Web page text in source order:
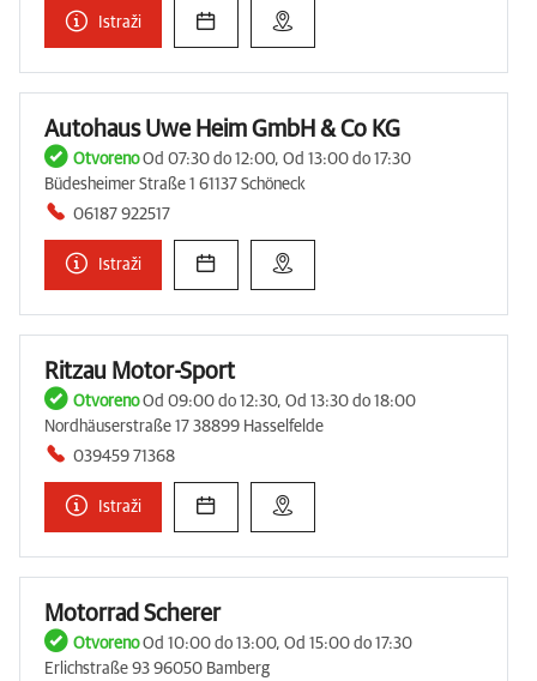
Istraži
Autohaus Uwe Heim GmbH & Co KG
OtvorenoOd 07:30 do 12:00, Od 13:00 do 17:30
Büdesheimer Straße 1 61137 Schöneck
06187 922517
Istraži
Ritzau Motor-Sport
OtvorenoOd 09:00 do 12:30, Od 13:30 do 18:00
Nordhäuserstraße 17 38899 Hasselfelde
039459 71368
Istraži
Motorrad Scherer
OtvorenoOd 10:00 do 13:00, Od 15:00 do 17:30
Erlichstraße 93 96050 Bamberg